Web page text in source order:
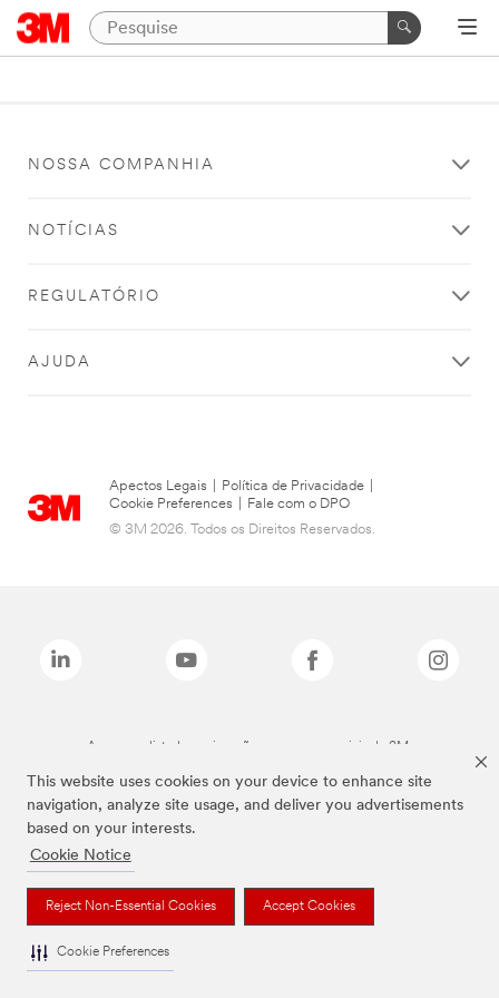
This website uses cookies on your device to enhance site
navigation, analyze site usage, and deliver you advertisements
based on your interests.
Cookie Notice
Reject Non-Essential Cookies Accept Cookies
Cookie Preferences
NOSSA COMPANHIA
NOTÍCIAS
REGULATÓRIO
AJUDA
Apectos Legais Política de Privacidade
Cookie Preferences
Fale com o DPO
© 3M 2026. Todos os Direitos Reservados.
As marcas listadas a cima são marcas comerciais da 3M.